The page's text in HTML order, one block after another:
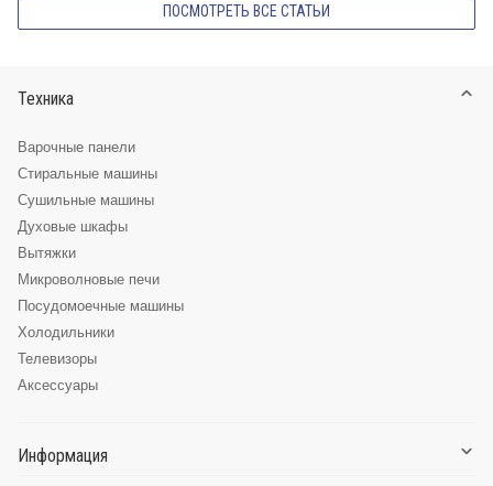
ПОСМОТРЕТЬ ВСЕ СТАТЬИ
Техника
Варочные панели
Стиральные машины
Сушильные машины
Духовые шкафы
Вытяжки
Микроволновые печи
Посудомоечные машины
Холодильники
Телевизоры
Аксессуары
Информация